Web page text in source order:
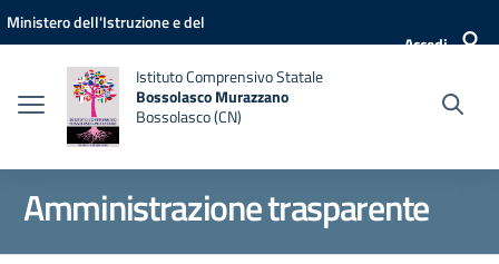
Vai ai contenuti
Vai al menu di navigazione
Vai al footer
Ministero dell'Istruzione e del
Accedi
Istituto Comprensivo Statale
Bossolasco Murazzano
Bossolasco (CN)
Amministrazione trasparente